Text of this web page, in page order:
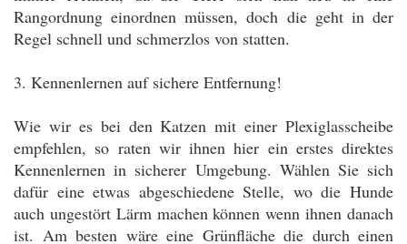
Rangordnung einordnen müssen, doch die geht in der
Regel schnell und schmerzlos von statten.
3. Kennenlernen auf sichere Entfernung!
Wie wir es bei den Katzen mit einer Plexiglasscheibe
empfehlen, so raten wir ihnen hier ein erstes direktes
Kennenlernen in sicherer Umgebung. Wählen Sie sich
dafür eine etwas abgeschiedene Stelle, wo die Hunde
auch ungestört Lärm machen können wenn ihnen danach
ist. Am besten wäre eine Grünfläche die durch einen